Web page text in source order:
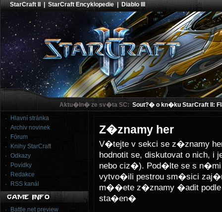
StarCraft II |StarCraft Encyklopedie|Diablo III
Aktu�ln� ze sv�ta SC: Sout?� o kn�ku StarCraft II:
Hlavní stránka
Archiv novinek
Fórum
Knihy StarCraft
Odkazy
Povídky
Redakce
RSS kanál
Battle.net preview
Z�znamy her
V�tejte v sekci se z�znamy
hodnotit se, diskutovat o
nebo ciz�). Pod�lte se s
vytvo�ili pestrou sm�sici
m��ete z�znamy �adit
sta�en�